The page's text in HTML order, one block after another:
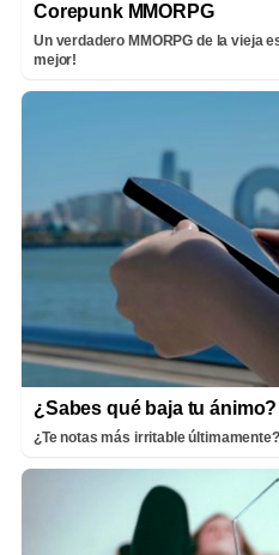
Corepunk MMORPG
Un verdadero MMORPG de la vieja
mejor!
¿Sabes qué baja tu ánimo?
¿Te notas más irritable